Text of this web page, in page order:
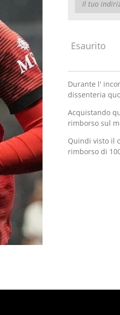
Esaurito
Durante l'
dissenteria
Acquistando
rimborso sul
Quindi visto il
rimborso di